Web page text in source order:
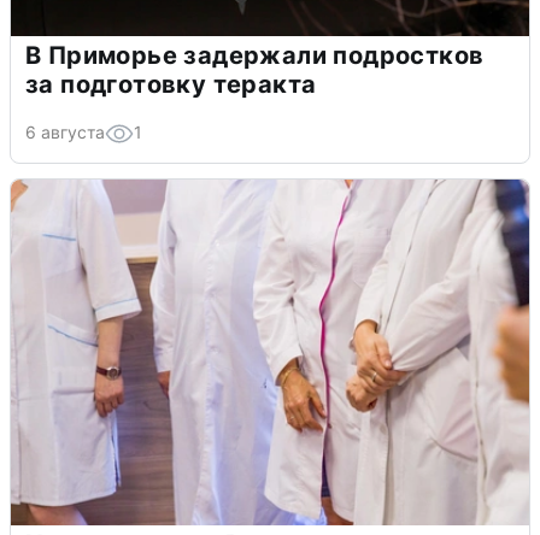
В Приморье задержали подростков
за подготовку теракта
6 августа 1